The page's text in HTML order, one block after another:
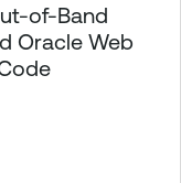
of-Band
Oracle Web